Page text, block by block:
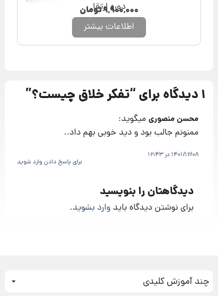
دوره ارتقا
۹,۹۰۰,۰۰۰تومان
اطلاعات بیشتر
1 دیدگاه برای “ تفکر خلاق چیست؟”
محسن منصوری میگوید:
ممنونم جالب بود و دید خوبی بهم داد..
1401/12/08 در 12:43
برای پاسخ دادن وارد شوید
دیدگاهتان را بنویسید
برای نوشتن دیدگاه باید وارد بشوید.
چند آموزش کلیدی